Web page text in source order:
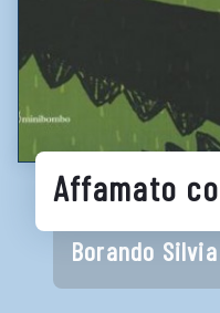
Affamato
Borando Silvia